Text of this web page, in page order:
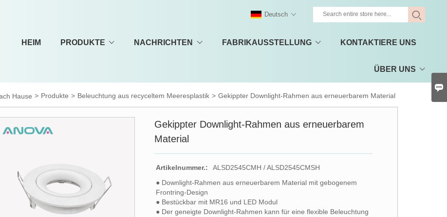
HEIM PRODUKTE NACHRICHTEN FABRIKAUSSTELLUNG KONTAKTIERE UNS
ÜBER UNS
Deutsch
Hause > Produkte > Beleuchtung aus recyceltem Meeresplastik > Gekippter Downlight-Rahmen aus erneuerbarem Material
Gekippter Downlight-Rahmen aus erneuerbarem
Material
Artikelnummer.:
ALSD2545CMH / ALSD2545CMSH
● Downlight-Rahmen aus erneuerbarem Material mit gebogenem
Frontring-Design
● Bestückbar mit MR16 und LED Modul
● Der geneigte Downlight-Rahmen kann für eine flexible Beleuchtung
